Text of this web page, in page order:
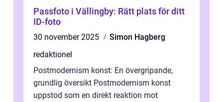
Passfoto i Vällingby: Rätt plats för ditt
ID-foto
30 november 2025
Simon Hagberg
redaktionel
Postmodernism konst: En övergripande,
grundlig översikt Postmodernism konst
uppstod som en direkt reaktion mot